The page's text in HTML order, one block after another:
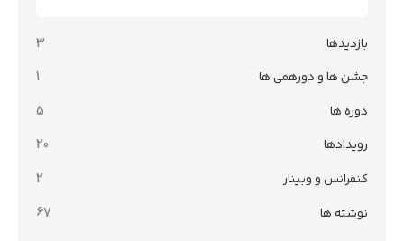
بازدیدها
جشن ها و دورهمی ها
دوره ها
رویدادها
کنفرانس و وبینار
نوشته ها 67